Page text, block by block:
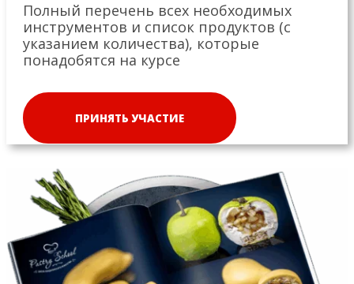
Полный перечень всех необходимых
инструментов и список продуктов (с
указанием количества), которые
понадобятся на курсе
ПРИНЯТЬ УЧАСТИЕ